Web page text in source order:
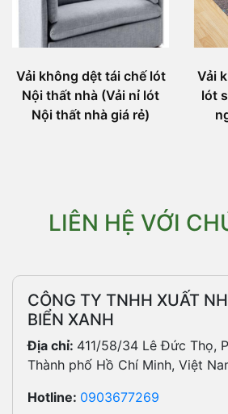
Vải không dệt tái chế lót
Nội thất nhà (Vải nỉ lót
Nội thất nhà giá rẻ)
Vải
lót
LIÊN HỆ VỚI
CÔNG TY TNHH XUẤT
BIỂN XANH
Địa chỉ: 411/58/34 Lê Đức Thọ,
Thành phố Hồ Chí Minh, Việt
Hotline: 0903677269